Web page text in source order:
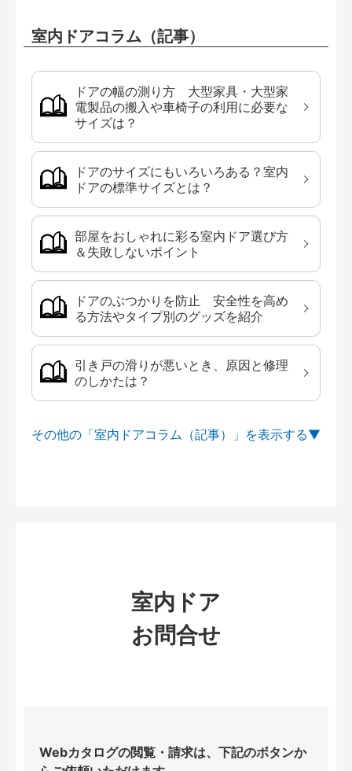
室内ドアコラム（記事）
ドアの幅の測り方 大型家具・大型家
電製品の搬入や車椅子の利用に必要な
サイズは？
ドアのサイズにもいろいろある？室内
ドアの標準サイズとは？
部屋をおしゃれに彩る室内ドア選び方
＆失敗しないポイント
ドアのぶつかりを防止 安全性を高め
る方法やタイプ別のグッズを紹介
引き戸の滑りが悪いとき、原因と修理
のしかたは？
その他の「室内ドアコラム（記事）」を
室内ドア
お問合せ
Webカタログの閲覧・請求は、下記のボタンか